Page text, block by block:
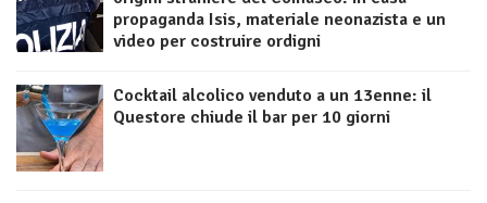
propaganda Isis, materiale neonazista e un
video per costruire ordigni
Cocktail alcolico venduto a un 13enne: il
Questore chiude il bar per 10 giorni